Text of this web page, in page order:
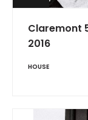
Claremont
2016
HOUSE